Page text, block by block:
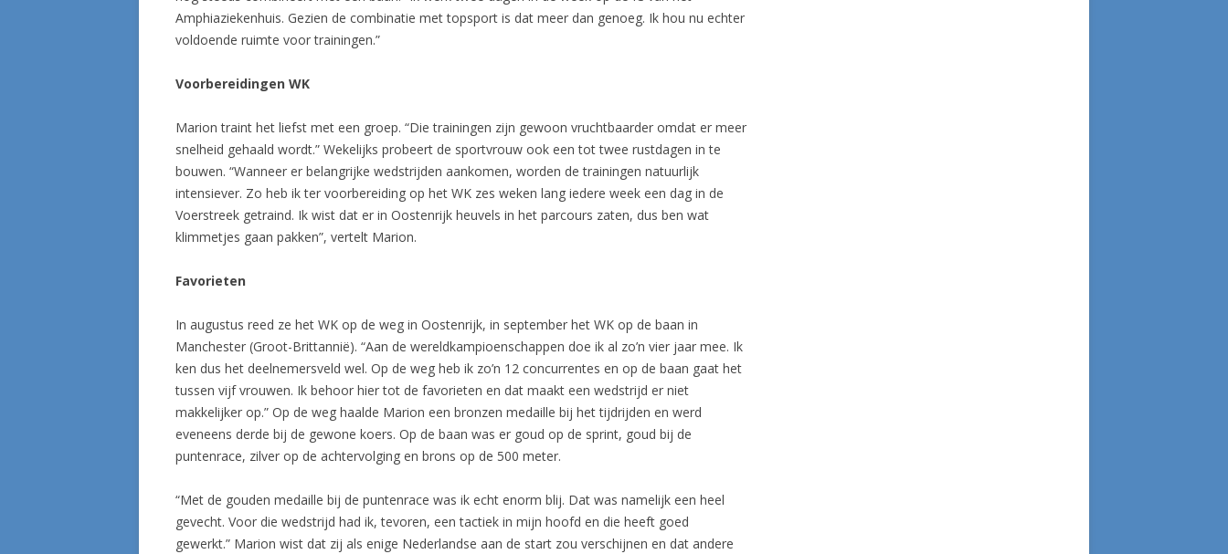
Amphiaziekenhuis. Gezien de combinatie met topsport is dat meer dan genoeg. Ik hou nu echter
voldoende ruimte voor trainingen.”
Voorbereidingen WK
Marion traint het liefst met een groep. “Die trainingen zijn gewoon vruchtbaarder omdat er meer
snelheid gehaald wordt.” Wekelijks probeert de sportvrouw ook een tot twee rustdagen in te
bouwen. “Wanneer er belangrijke wedstrijden aankomen, worden de trainingen natuurlijk
intensiever. Zo heb ik ter voorbereiding op het WK zes weken lang iedere week een dag in de
Voerstreek getraind. Ik wist dat er in Oostenrijk heuvels in het parcours zaten, dus ben wat
klimmetjes gaan pakken”, vertelt Marion.
Favorieten
In augustus reed ze het WK op de weg in Oostenrijk, in september het WK op de baan in
Manchester (Groot-Brittannië). “Aan de wereldkampioenschappen doe ik al zo’n vier jaar mee. Ik
ken dus het deelnemersveld wel. Op de weg heb ik zo’n 12 concurrentes en op de baan gaat het
tussen vijf vrouwen. Ik behoor hier tot de favorieten en dat maakt een wedstrijd er niet
makkelijker op.” Op de weg haalde Marion een bronzen medaille bij het tijdrijden en werd
eveneens derde bij de gewone koers. Op de baan was er goud op de sprint, goud bij de
puntenrace, zilver op de achtervolging en brons op de 500 meter.
“Met de gouden medaille bij de puntenrace was ik echt enorm blij. Dat was namelijk een heel
gevecht. Voor die wedstrijd had ik, tevoren, een tactiek in mijn hoofd en die heeft goed
gewerkt.” Marion wist dat zij als enige Nederlandse aan de start zou verschijnen en dat andere